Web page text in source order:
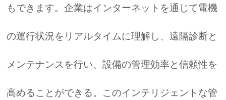
もできます。企業はインターネットを通じて電機
の運行状況をリアルタイムに理解し、遠隔診断と
メンテナンスを行い、設備の管理効率と信頼性を
高めることができる。このインテリジェントな管